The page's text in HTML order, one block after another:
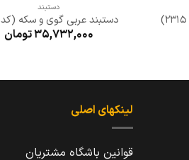
دستبند
دستبند عربی گوی و سکه (کد 960)
35,732,000تومان
لینکهای اصلی
قوانین باشگاه مشتریان